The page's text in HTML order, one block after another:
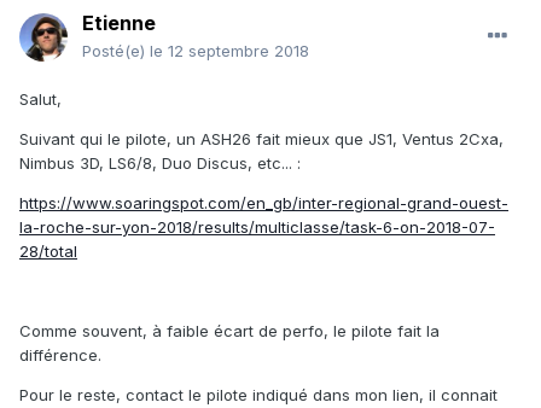
Etienne
Posté(e) le 12 septembre 2018
Salut,
Suivant qui le pilote, un ASH26 fait mieux que JS1, Ventus 2Cxa,
Nimbus 3D, LS6/8, Duo Discus, etc... :
https://www.soaringspot.com/en_gb/inter-regional-grand-ouest-
la-roche-sur-yon-2018/results/multiclasse/task-6-on-2018-07-
28/total
Comme souvent, à faible écart de perfo, le pilote fait la
différence.
Pour le reste, contact le pilote indiqué dans mon lien, il connait